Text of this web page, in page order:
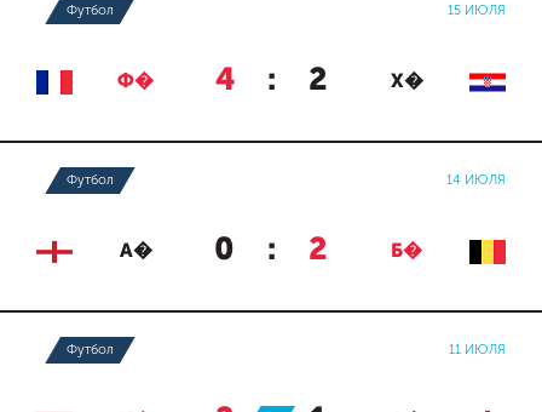
Футбол 15 ИЮЛЯ
Ф� 4 : 2 Х�
Футбол 14 ИЮЛЯ
А� 0 : 2 Б�
Футбол 11 ИЮЛЯ